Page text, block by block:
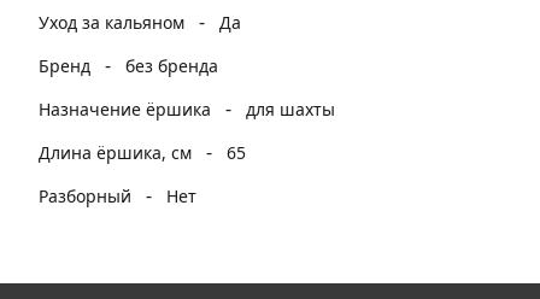
Уход за кальяном - Да
Бренд
- без бренда
Назначение ёршика
- для шахты
Длина ёршика, см
- 65
Разборный
- Нет